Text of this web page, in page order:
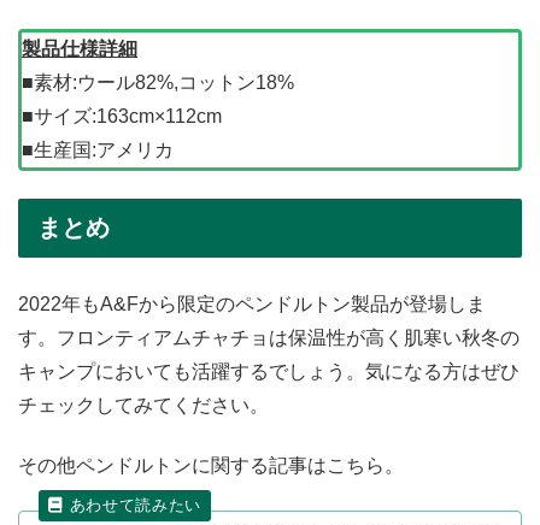
製品仕様詳細
■素材:ウール82%,コットン18%
■サイズ:163cm×112cm
■生産国:アメリカ
まとめ
2022年もA&Fから限定のペンドルトン製品が登場しま
す。フロンティアムチャチョは保温性が高く肌寒い秋冬の
キャンプにおいても活躍するでしょう。気になる方はぜひ
チェックしてみてください。
その他ペンドルトンに関する記事はこちら。